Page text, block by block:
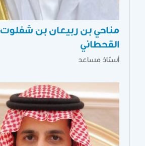
مناحي بن ربيعان بن شفلوت
القحطاني
أستاذ مساعد